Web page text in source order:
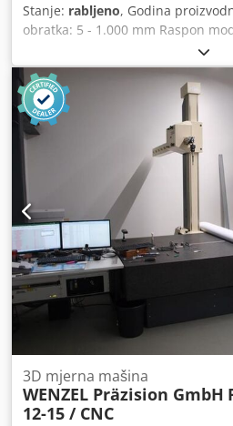
Stanje: rabljeno, Godina
obratka: 5 - 1.000 mm Raspon
< 90° Upravljanje: Wenzel
750 mm X-os: 1.200 mm Y-os:
Ukupna potrebna snaga: 6,5 kW
Potreban prostor: cca 3,30 x 3,15
sljedećim programima: BMain,
TAlign, TAnalyse, TApplication,
TCut_MEAS_EVAL, TGear_INPUT,
THob_INPUT, THob_MEAS_EVAL,
TRoot_INPUT, TShaft_INPUT,
TStylus, WMI, wingeco.
3D mjerna mašina
WENZEL Präzision GmbH
12-15 / CNC